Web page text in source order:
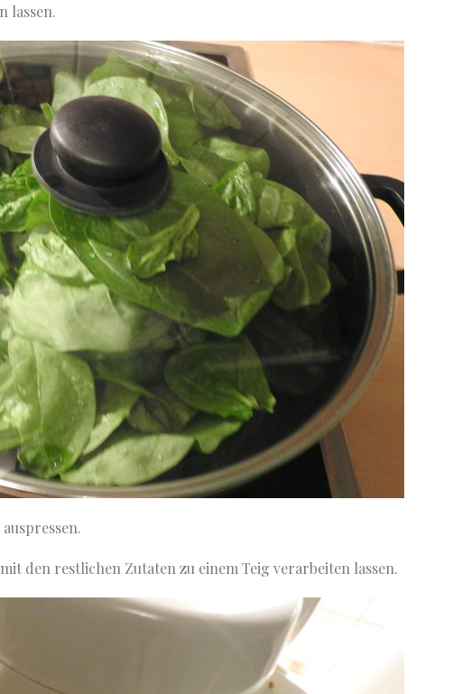
lassen.
den restlichen Zutaten zu einem Teig verarbeiten lassen.